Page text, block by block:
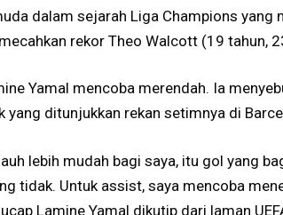
dalam sejarah Liga Champions yang
rekor Theo Walcott (19 tahun,
Yamal mencoba merendah. Ia
yang ditunjukkan rekan setimnya di
lebih mudah bagi saya, itu gol yang
tidak. Untuk assist, saya mencoba
Lamine Yamal dikutip dari laman